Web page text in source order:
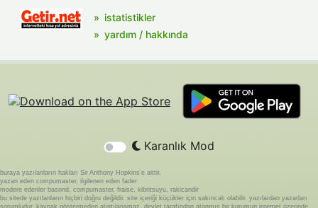
istatistikler
yardım / hakkında
Karanlık Mod
buraya yazılanların hakları Sir Anthony Hopkins'e aittir.
yazan eden compumaster, ilgilenen eden fader
modere edenler basond, compumaster, fraise, kibritsuyu, rakicandir
bu sitede yazılanların hiçbiri doğru değildir. site içeriği küçükler için sakıncalı olabilir. yazılardan yazarları
sorumludur. kaynak göstermeden alıntılanamaz. devlet tarafından atanmış bir kurumun internet üzerinde